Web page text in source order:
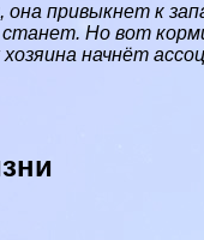
привыкнет к
Но вот
начнёт